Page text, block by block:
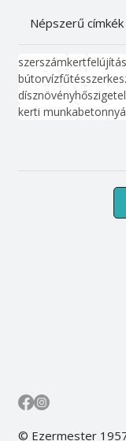
Népszerű címkék
szerszámkertfelújítás
bútorvízfűtés
dísznövény
kerti munkabeton
© Ezermester